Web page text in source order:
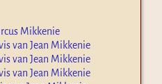
Mikkenie
van Jean Mikkenie
van Jean Mikkenie
van Jean Mikkenie